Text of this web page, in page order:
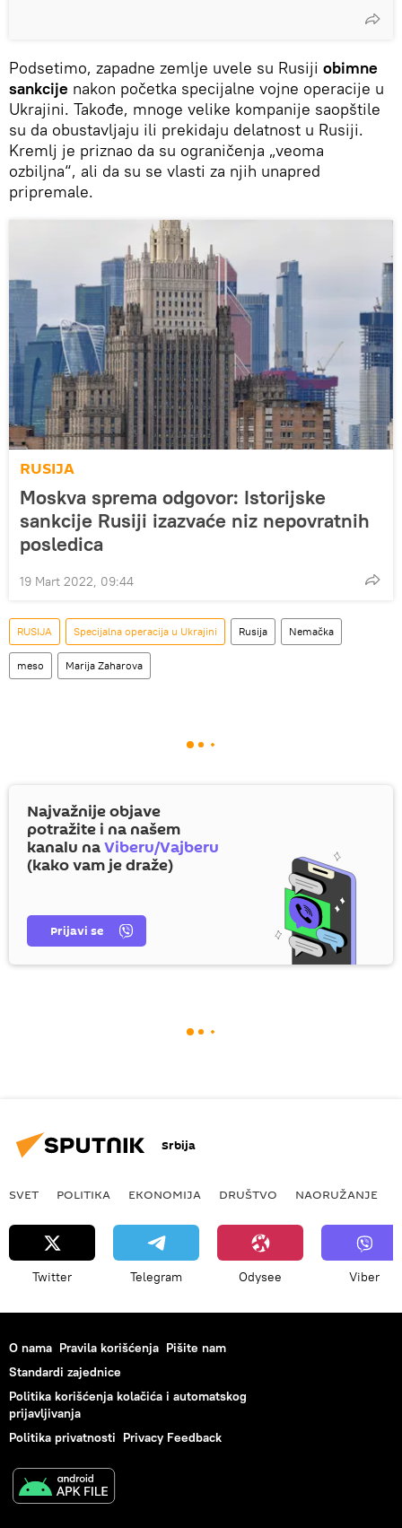
Podsetimo, zapadne zemlje uvele su Rusiji obimne
sankcije nakon početka specijalne vojne operacije u
Ukrajini. Takođe, mnoge velike kompanije saopštile
su da obustavljaju ili prekidaju delatnost u Rusiji.
Kremlj je priznao da su ograničenja „veoma
ozbiljna“, ali da su se vlasti za njih unapred
pripremale.
RUSIJA
Moskva sprema odgovor: Istorijske
sankcije Rusiji izazvaće niz nepovratnih
posledica
19 Mart 2022, 09:44
RUSIJA Specijalna operacija u Ukrajini Rusija Nemačka
meso Marija Zaharova
Najvažnije objave
potražite i na našem
kanalu naViberu/Vajberu
(kako vam je draže)
Prijavi se
Srbija
SVET POLITIKA EKONOMIJA DRUŠTVO NAORUŽANJE
Twitter Telegram Odysee Viber
O nama Pravila korišćenja Pišite nam
Standardi zajednice
Politika korišćenja kolačića i automatskog
prijavljivanja
Politika privatnosti Privacy Feedback